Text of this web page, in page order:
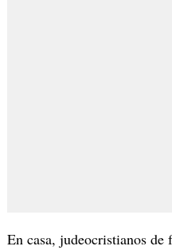
En casa, judeocristianos